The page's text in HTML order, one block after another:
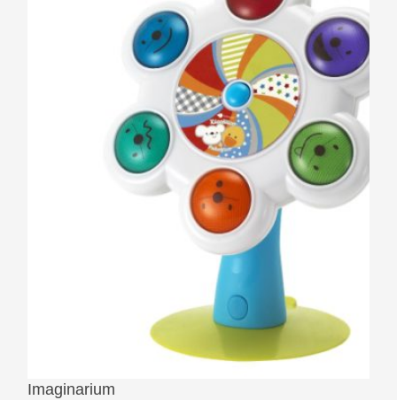
Imaginarium